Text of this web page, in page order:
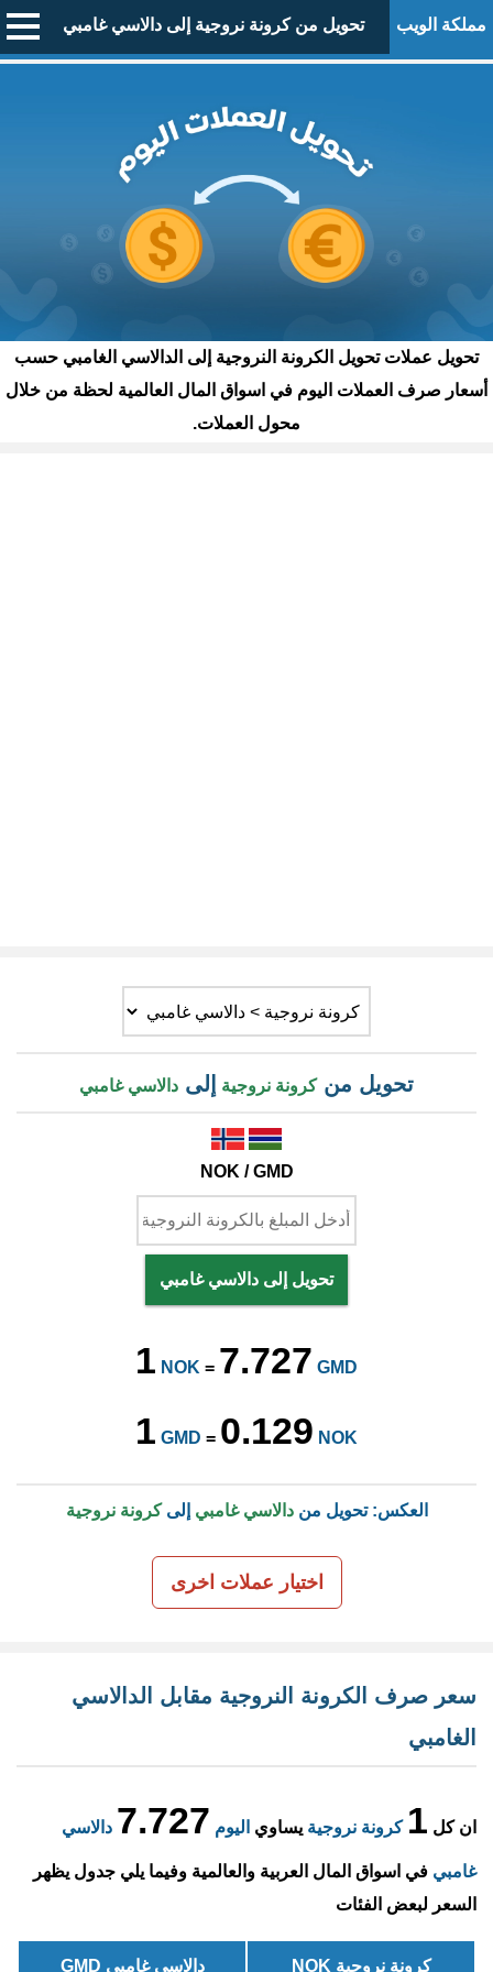
مملكة الويب تحويل من كرونة نروجية إلى دالاسي غامبي
تحويل عملات تحويل الكرونة النروجية إلى الدالاسي الغامبي حسب
أسعار صرف العملات اليوم في اسواق المال العالمية لحظة من خلال
محول العملات.
تحويل منكرونة نروجية إلى دالاسي غامبي
NOK / GMD
تحويل إلى دالاسي غامبي
1 NOK = 7.727 GMD
1 GMD = 0.129 NOK
العكس: تحويل مندالاسي غامبي إلىكرونة نروجية
اختيار عملات اخرى
سعر صرف الكرونة النروجية مقابل الدالاسي
الغامبي
ان كل 1 كرونة نروجية يساوي اليوم 7.727 دالاسي
غامبي في اسواق المال العربية والعالمية وفيما يلي جدول يظهر
السعر لبعض الفئات
كرونة نروجية NOK دالاسي غامبي GMD